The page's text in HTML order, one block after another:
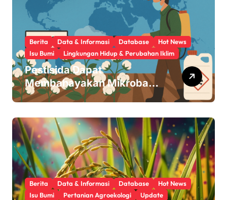
Berita Data & Informasi Database
Hot News
Isu Bumi
Lingkungan Hidup & Perubahan Iklim
Pestisida Dapat
Membahayakan Mikroba
Usus Kita
Berita Data & Informasi Database
Hot News
Isu Bumi
Pertanian Agroekologi Update